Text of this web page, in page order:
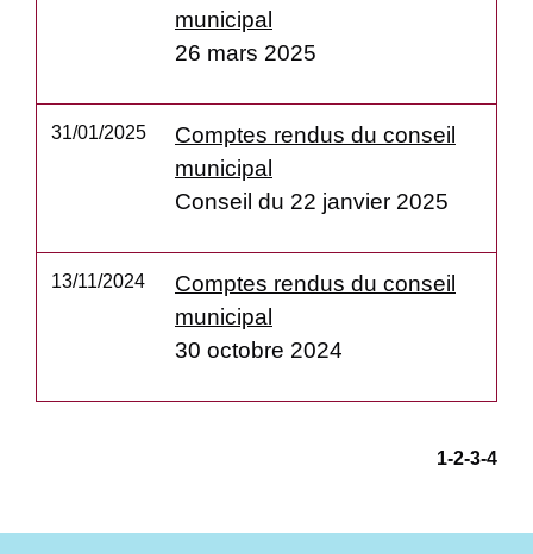
municipal
26 mars 2025
31/01/2025
Comptes rendus du conseil
municipal
Conseil du 22 janvier 2025
13/11/2024
Comptes rendus du conseil
municipal
30 octobre 2024
1-2-3-4